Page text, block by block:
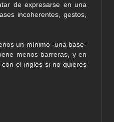
de expresarse en una
incoherentes, gestos,
un mínimo -una base-
menos barreras, y en
el inglés si no quieres